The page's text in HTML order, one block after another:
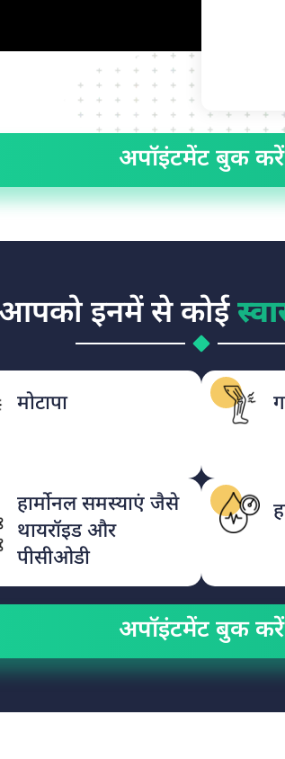
अपॉइंटमेंट बुक करें
इनमें से कोई
मोटापा
हार्मोनल समस्याएं जैसे
थायरॉइड और
पीसीओडी
अपॉइंटमेंट बुक करें